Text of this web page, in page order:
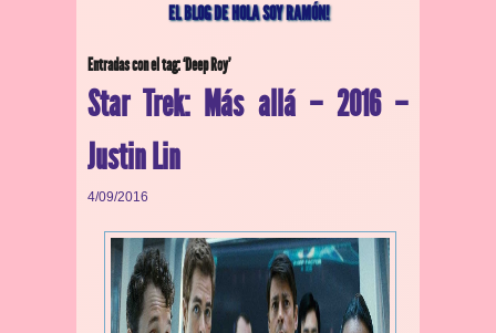
EL BLOG DE HOLA SOY RAMÓN!
Entradas con el tag: ‘Deep Roy’
Star Trek: Más allá – 2016 –
Justin Lin
4/09/2016